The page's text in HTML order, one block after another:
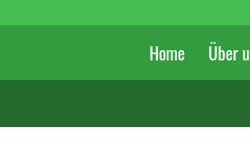
Home Über